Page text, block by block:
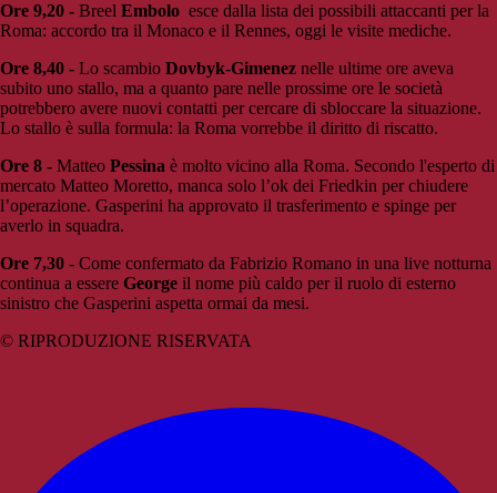
Ore 9,20 - Breel Embolo esce dalla lista dei possibili attaccanti per la
Roma: accordo tra il Monaco e il Rennes, oggi le visite mediche.
Ore 8,40 - Lo scambio Dovbyk-Gimenez nelle ultime ore aveva
subito uno stallo, ma a quanto pare nelle prossime ore le società
potrebbero avere nuovi contatti per cercare di sbloccare la situazione.
Lo stallo è sulla formula: la Roma vorrebbe il diritto di riscatto.
Ore 8 - Matteo Pessina è molto vicino alla Roma. Secondo l'esperto di
mercato Matteo Moretto, manca solo l’ok dei Friedkin per chiudere
l’operazione. Gasperini ha approvato il trasferimento e spinge per
averlo in squadra.
Ore 7,30 - Come confermato da Fabrizio Romano in una live notturna
continua a essere George il nome più caldo per il ruolo di esterno
sinistro che Gasperini aspetta ormai da mesi.
© RIPRODUZIONE RISERVATA